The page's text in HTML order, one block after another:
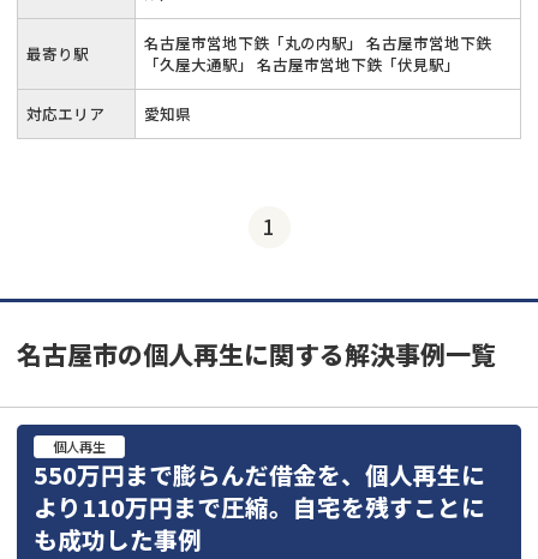
最寄り駅
名古屋市営地下鉄「丸の内駅」 名古屋市営地下鉄
「久屋大通駅」 名古屋市営地下鉄「伏見駅」
対応エリア 愛知県
1
名古屋市の個人再生に関する解決事例一覧
個人再生
550万円まで膨らんだ借金を、個人再生に
より110万円まで圧縮。自宅を残すことに
も成功した事例